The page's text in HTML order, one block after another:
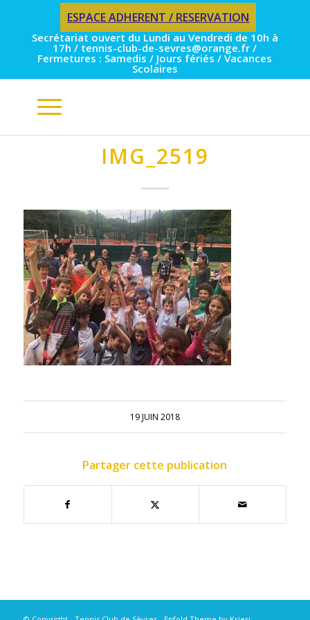
ESPACE ADHERENT / RESERVATION
Secrétariat ouvert du Lundi au Vendredi de 10h à
17h / tennis-club-de-sevres@orange.fr /
Fermetures : Samedis / Jours fériés / Vacances
Scolaires
IMG_2519
19 JUIN 2018
Partager cette publication